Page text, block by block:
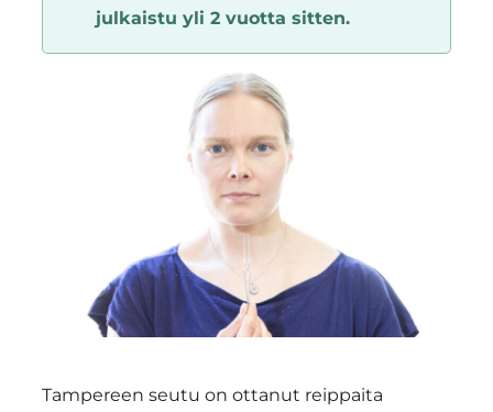
julkaistu yli 2 vuotta sitten.
Tampereen seutu on ottanut reippaita